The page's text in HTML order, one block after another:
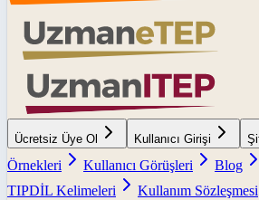
Ücretsiz Üye Ol Kullanıcı Girişi
Örnekleri
Kullanıcı Görüşleri Blog
TIPDİL Kelimeleri
Kullanım Sözleşmesi